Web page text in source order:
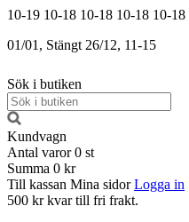
10-19 10-18 10-18 10-18 10-18
01/01, Stängt 26/12, 11-15
Sök i butiken
Kundvagn
Antal varor 0 st
Summa 0 kr
Till kassan Mina sidor Logga in
500 kr kvar till fri frakt.